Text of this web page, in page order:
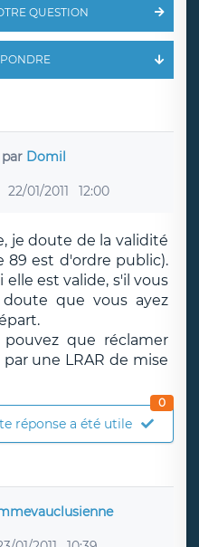
QUESTION
Domil
22/01/2011 12:00
je doute de la validité
89 est d'ordre public).
est valide, s'il vous
que vous ayez
que réclamer
une LRAR de mise
réponse a été utile
0